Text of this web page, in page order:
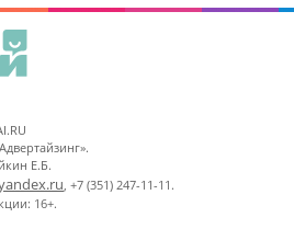
Е.Б.
, +7 (351) 247-11-11.
16+.